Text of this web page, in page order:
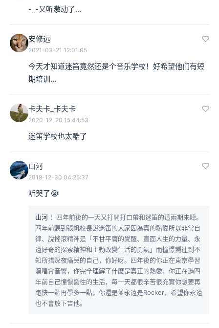
的冲动和需求。这个在90年代的时候变得非常普及，所以
本集编辑：王大火
-_-又听激动了…
安修远
2021-03-21 12:01:05
今天才知道迷笛竟然还是个音乐学校！好希望他们有短
期培训…
卡夫卡_卡夫卡
2020-12-20 15:44:53
迷笛学校也太酷了
山河
2019-12-30 04:25:37
听哭了😭
山河 ：四年前後的一天又打開打口帶和迷笛的這兩期來聽。
四年前聽到張帆校長說迷笛的大家因為真的熱愛所以非常自
律、說搖滾精神是「不甘平庸的覺醒、直面人生的力量、永
遠好奇的探索精神和主動改變生活的勇氣」而憧憬嚮往到不
知所措深夜痛哭的自己，你好呀。四年後的你正在東京學習
演唱會音響，你完全理解了什麼是真正的熱愛，你正在過四
年前自己憧憬嚮往的生活，每一天都很辛苦很充實你想要再
跑快一點再學多一點，你還是並永遠是Rocker，希望你永遠
也不會放下吉他。